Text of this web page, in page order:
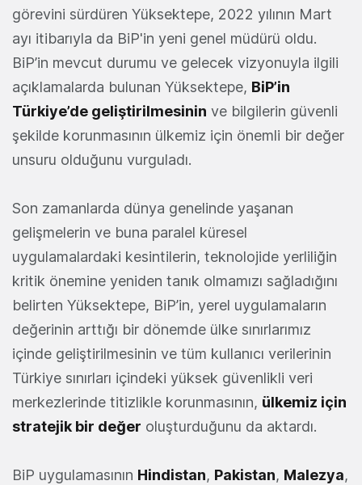
görevini sürdüren Yüksektepe, 2022 yılının Mart
ayı itibarıyla da BiP'in yeni genel müdürü oldu.
BiP’in mevcut durumu ve gelecek vizyonuyla ilgili
açıklamalarda bulunan Yüksektepe, BiP’in
Türkiye’de geliştirilmesinin ve bilgilerin güvenli
şekilde korunmasının ülkemiz için önemli bir değer
unsuru olduğunu vurguladı.
Son zamanlarda dünya genelinde yaşanan
gelişmelerin ve buna paralel küresel
uygulamalardaki kesintilerin, teknolojide yerliliğin
kritik önemine yeniden tanık olmamızı sağladığını
belirten Yüksektepe, BiP’in, yerel uygulamaların
değerinin arttığı bir dönemde ülke sınırlarımız
içinde geliştirilmesinin ve tüm kullanıcı verilerinin
Türkiye sınırları içindeki yüksek güvenlikli veri
merkezlerinde titizlikle korunmasının, ülkemiz için
stratejik bir değer oluşturduğunu da aktardı.
BiP uygulamasının Hindistan, Pakistan, Malezya,